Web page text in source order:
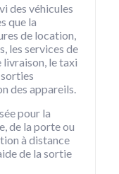
des véhicules
que la
de location,
les services de
le taxi
des appareils.
pour la
de la porte ou
à distance
de la sortie